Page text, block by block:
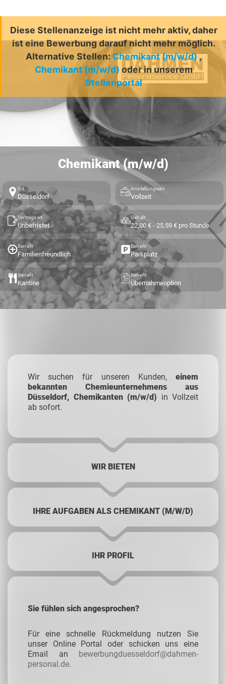
Diese Stellenanzeige ist nicht mehr aktiv, daher
ist eine Bewerbung darauf nicht mehr möglich.
Alternative Stellen: Chemikant (m/w/d),
Chemikant (m/w/d) oder in unserem
Stellenportal
Chemikant (m/w/d)
Ort
Düsseldorf
Anstellungsart
Vollzeit
Vertragsart
Unbefristet
Gehalt
22,00 € - 25,59 € pro Stunde
Benefit
Familienfreundlich
Benefit
Parkplatz
Benefit
Kantine
Benefit
Übernahmeoption
Wir suchen für unseren Kunden, einem
bekannten Chemieunternehmens aus
Düsseldorf, Chemikanten (m/w/d) in Vollzeit
ab sofort.
WIR BIETEN
IHRE AUFGABEN ALS CHEMIKANT (M/W/D)
IHR PROFIL
Sie fühlen sich angesprochen?
Für eine schnelle Rückmeldung nutzen Sie
unser Online Portal oder schicken uns eine
Email an bewerbungduesseldorf@dahmen-
personal.de.